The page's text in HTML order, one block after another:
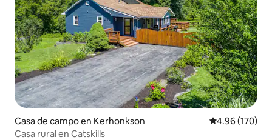
Casa de campo en Kerhonkson Calificación
4.96 (170)
Casa rural en Catskills